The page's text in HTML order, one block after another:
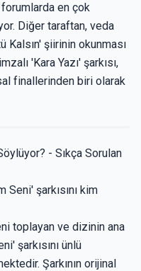
en çok
Diğer taraftan, veda
Kalsın' şiirinin okunması
'Kara Yazı' şarkısı,
finallerinden biri olarak
- Sıkça Sorulan
şarkısını kim
toplayan ve dizinin ana
şarkısını ünlü
Şarkının orijinal